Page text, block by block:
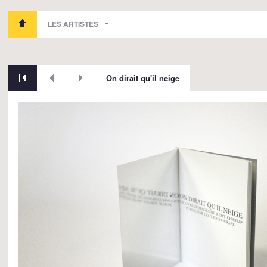
LES ARTISTES
On dirait qu'il neige